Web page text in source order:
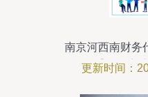
南京河西南财务
【正保安
更新时间：